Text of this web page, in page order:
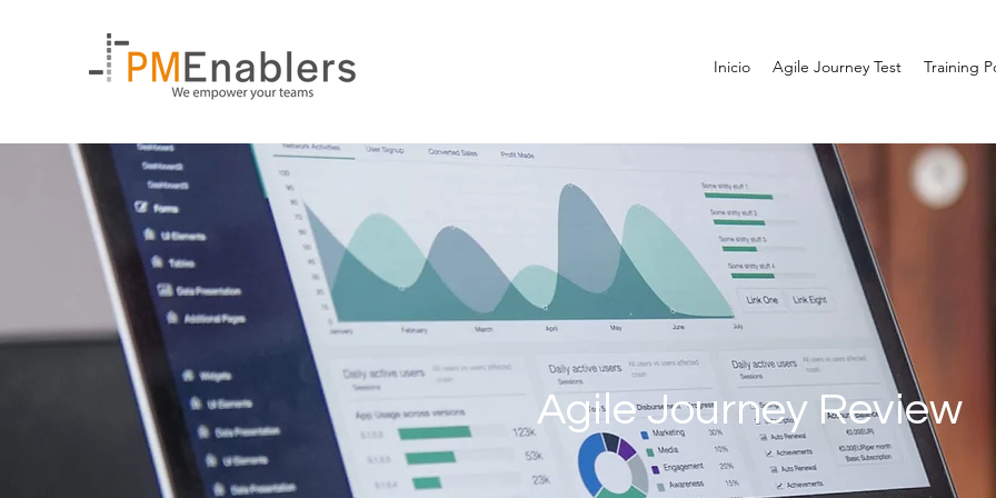
Inicio Agile Journey Test Training
Agile Journey Review